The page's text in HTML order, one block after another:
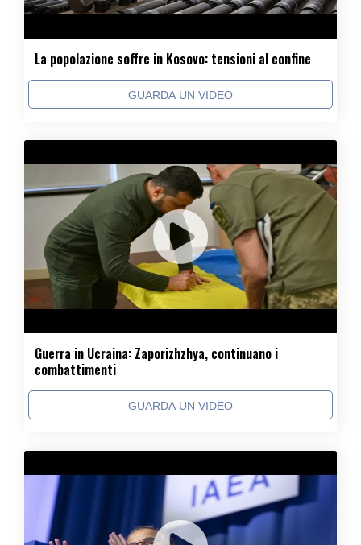
La popolazione soffre in Kosovo: tensioni al confine
GUARDA UN VIDEO
Guerra in Ucraina: Zaporizhzhya, continuano i
combattimenti
GUARDA UN VIDEO